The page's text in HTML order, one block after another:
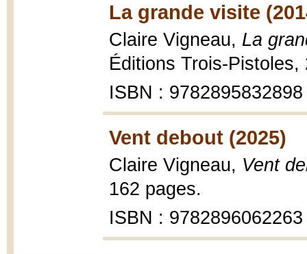
La grande visite
Claire Vigneau, La
Éditions Trois-Pistoles,
ISBN : 9782895832898
Vent debout (2025)
Claire Vigneau, Vent
162 pages.
ISBN : 9782896062263